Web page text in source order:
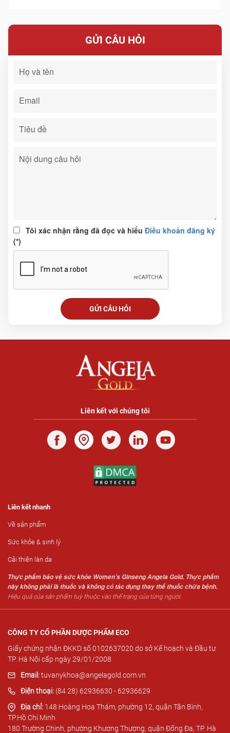
GỬI CÂU HỎI
Tôi xác nhận rằng đã đọc và hiểu Điều khoản đăng ký
(*)
CÔNG TY CỔ PHẦN DƯỢC PHẨM ECO
Giấy chứng nhận ĐKKD số 0102637020 do sở Kế hoạch và Đầu tư
TP. Hà Nội cấp ngày 29/01/2008
Email:tuvanykhoa@angelagold.com.vn
Điện thoại: (84 28) 62936630 - 62936629
Địa chỉ: 148 Hoàng Hoa Thám, phường 12, quận Tân Bình,
TP.Hồ Chí Minh
180 Trường Chinh, phường Khương Thượng, quận Đống Đa, TP. Hà
Liên kết nhanh
Về sản phẩm
Sức khỏe & sinh lý
Cải thiện làn da
Liên kết với chúng tôi
Thực phẩm bảo vệ sức khỏe Women’s Ginseng Angela Gold. Thực phẩm
này không phải là thuốc và không có tác dụng thay thế thuốc chữa bệnh.
Hiệu quả của sản phẩm tuỳ thuộc vào thể trạng của từng người.